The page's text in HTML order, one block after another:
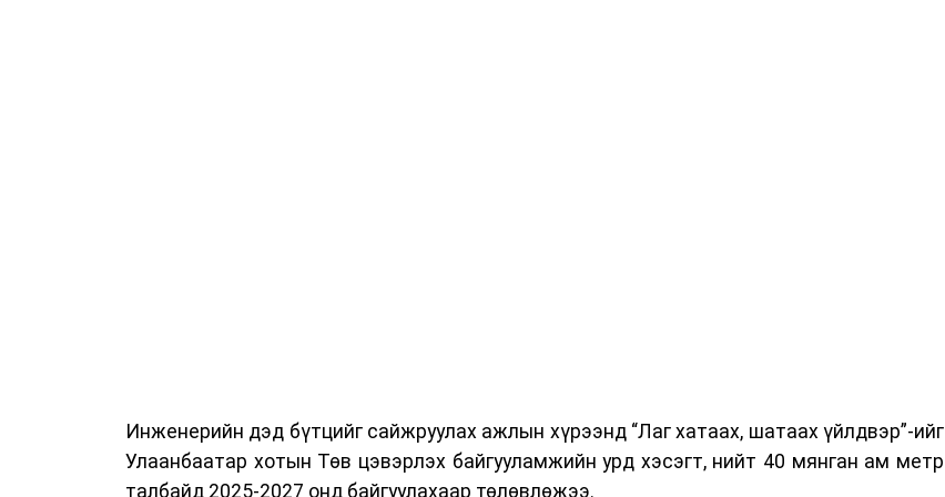
Уг сургалт нь COP17-ын үеэр зочид, төлөөлөгчдийн тээврийн үйлчилгээг аюулгүй,
шуурхай, зохион байгуулалттай явуулах, үйлчилгээний нэгдсэн стандарт, сахилга
Инженерийн дэд бүтцийг сайжруулах ажлын хүрээнд “Лаг хатаах, шатаах үйлдвэр”-ийг
Улаанбаатар хотын Төв цэвэрлэх байгууламжийн урд хэсэгт, нийт 40 мянган ам метр
талбайд 2025-2027 онд байгуулахаар төлөвлөжээ.